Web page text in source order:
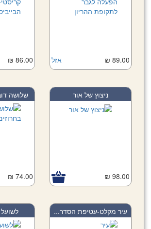
אזל 89.00 ₪
86.00 ₪
ניצוץ של אור
98.00 ₪
שלושה
74.00 ₪
עיר מקלט-עטיפת הסדר... לשועל